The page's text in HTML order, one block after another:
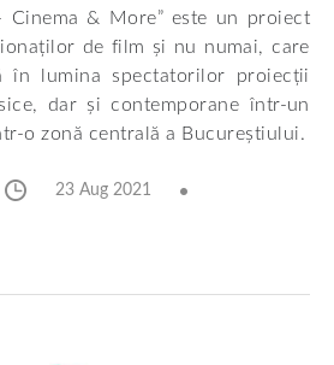
Cinema & More” este un proiect
de film și nu numai, care
în lumina spectatorilor proiecții
dar și contemporane într-un
o zonă centrală a Bucureștiului.
23 Aug 2021